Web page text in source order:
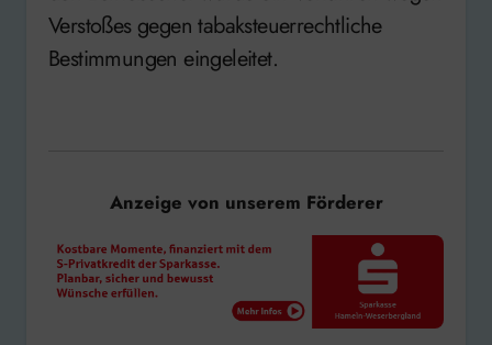
Verstoßes gegen tabaksteuerrechtliche
Bestimmungen eingeleitet.
Anzeige von unserem Förderer